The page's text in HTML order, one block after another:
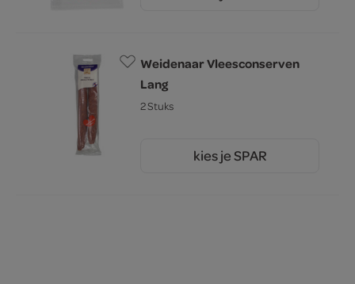
Weidenaar Vleesconserven
Lang
2 Stuks
kies je SPAR